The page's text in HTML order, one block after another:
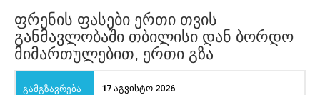
ფრენის ფასები ერთი თვის
განმავლობაში თბილისი დან ბორდო
მიმართულებით, ერთი გზა
17 აგვისტო 2026